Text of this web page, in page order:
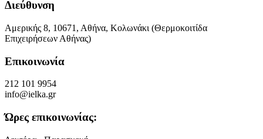
Διεύθυνση
Αμερικής 8, 10671, Αθήνα, Κολωνάκι (Θερμοκοιτίδα
Επιχειρήσεων Αθήνας)
Επικοινωνία
212 101 9954
info@ielka.gr
Ώρες επικοινωνίας: